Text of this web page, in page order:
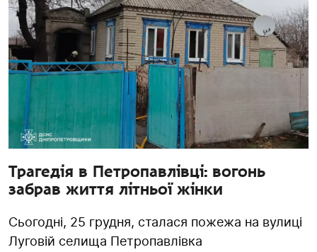
Трагедія в Петропавлівці: вогонь
забрав життя літньої жінки
Сьогодні, 25 грудня, сталася пожежа на вулиці
Луговій селища Петропавлівка